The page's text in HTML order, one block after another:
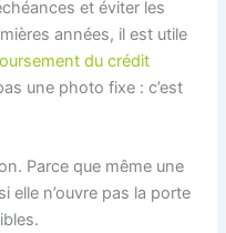
et éviter les
années, il est utile
du crédit
une photo fixe : c’est
Parce que même une
elle n’ouvre pas la porte